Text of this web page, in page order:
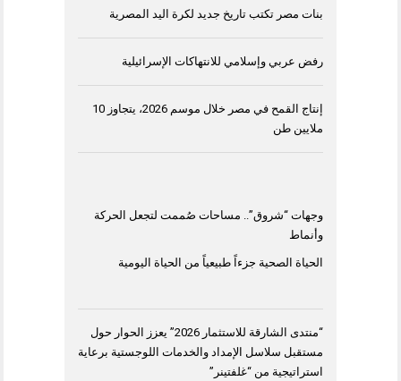
بنات مصر تكتب تاريخ جديد لكرة اليد المصرية
رفض عربي وإسلامي للانتهاكات الإسرائيلية
إنتاج القمح في مصر خلال موسم 2026، يتجاوز 10
ملايين طن
وجهات “شروق”.. مساحات صُممت لتجعل الحركة
وأنماط
الحياة الصحية جزءاً طبيعياً من الحياة اليومية
“منتدى الشارقة للاستثمار 2026” يعزز الحوار حول
مستقبل سلاسل الإمداد والخدمات اللوجستية برعاية
استراتيجية من “غلفتينر”